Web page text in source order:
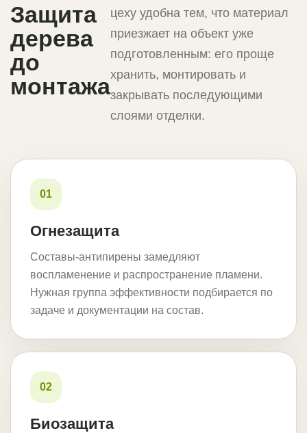
Защита
дерева
до
монтажа
цеху удобна тем, что материал
приезжает на объект уже
подготовленным: его проще
хранить, монтировать и
закрывать последующими
слоями отделки.
01
Огнезащита
Составы-антипирены замедляют
воспламенение и распространение пламени.
Нужная группа эффективности подбирается по
задаче и документации на состав.
02
Биозащита